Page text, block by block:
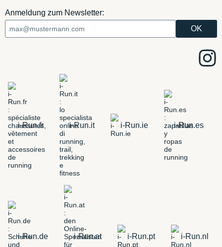
Anmeldung zum Newsletter:
i-Run.fr i-Run.it i-Run.ie i-Run.es
i-Run.de i-Run.at i-Run.pt i-Run.nl